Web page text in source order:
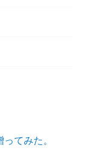
てみた。